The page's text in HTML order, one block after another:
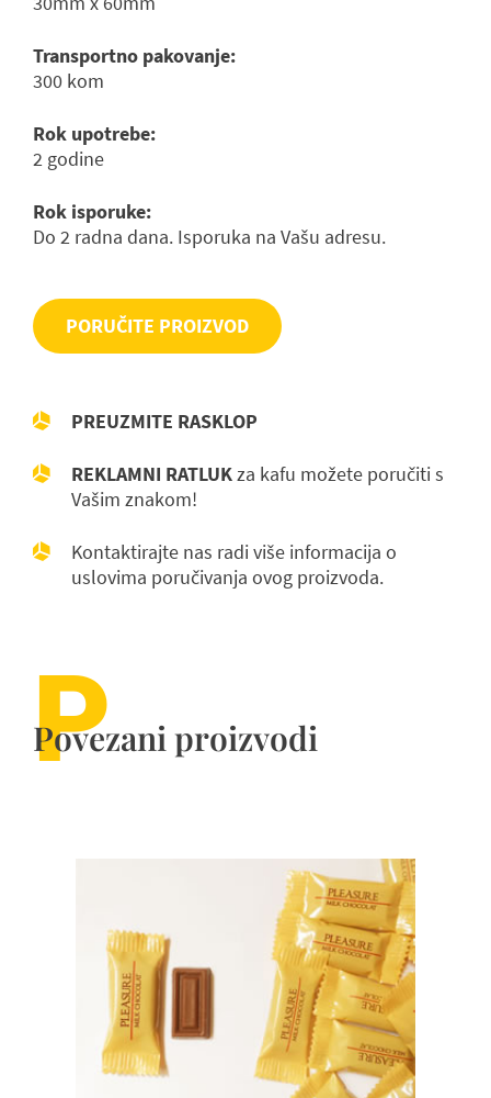
Transportno pakovanje:
300 kom
Rok upotrebe:
2 godine
Rok isporuke:
Do 2 radna dana. Isporuka na Vašu adresu.
PORUČITE PROIZVOD
PREUZMITE RASKLOP
REKLAMNI RATLUKza kafu možete poručiti s
Vašim znakom!
Kontaktirajte nas radi više informacija o
uslovima poručivanja ovog proizvoda.
P
Povezani proizvodi
P
Porudžbenica